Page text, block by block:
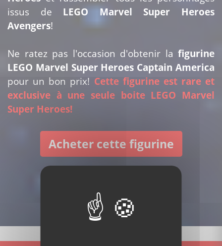
issus de LEGO Marvel Super Heroes
Avengers!
Ne ratez pas l'occasion d'obtenir la figurine
LEGO Marvel Super Heroes Captain America
pour un bon prix! Cette figurine est rare et
exclusive à une seule boite LEGO Marvel
Super Heroes!
Acheter cette figurine